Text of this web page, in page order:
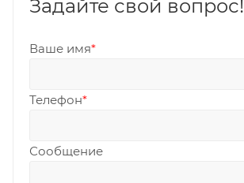
Задайте свой вопрос!
Ваше имя*
Телефон*
Сообщение